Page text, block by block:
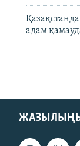
адам